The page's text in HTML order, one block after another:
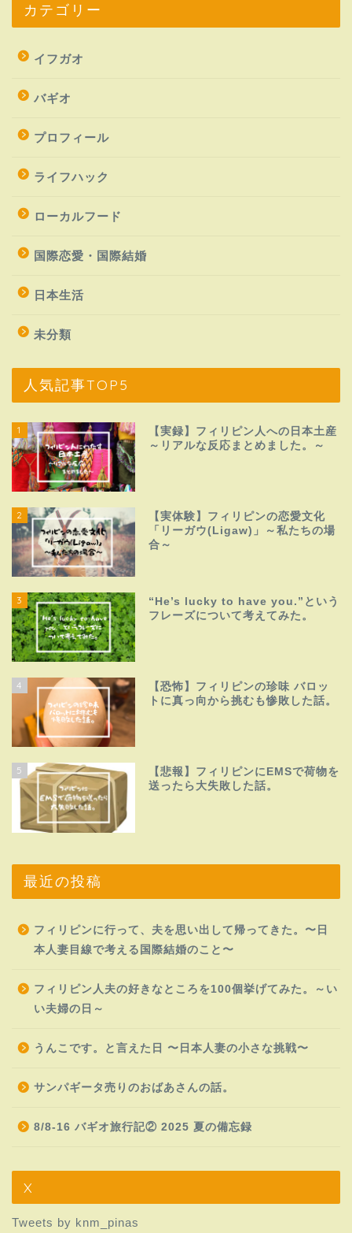
カテゴリー
イフガオ
バギオ
プロフィール
ライフハック
ローカルフード
国際恋愛・国際結婚
日本生活
未分類
人気記事TOP5
1
【実録】フィリピン人への日本土産
～リアルな反応まとめました。～
2
【実体験】フィリピンの恋愛文化
「リーガウ(Ligaw)」～私たちの場
合～
3
“He’s lucky to have you.”という
フレーズについて考えてみた。
4
【恐怖】フィリピンの珍味 バロッ
トに真っ向から挑むも惨敗した話。
5
【悲報】フィリピンにEMSで荷物を
送ったら大失敗した話。
最近の投稿
フィリピンに行って、夫を思い出して帰ってきた。〜日
本人妻目線で考える国際結婚のこと〜
フィリピン人夫の好きなところを100個挙げてみた。～い
い夫婦の日～
うんこです。と言えた日 〜日本人妻の小さな挑戦〜
サンパギータ売りのおばあさんの話。
8/8-16 バギオ旅行記② 2025 夏の備忘録
X
Tweets by knm_pinas